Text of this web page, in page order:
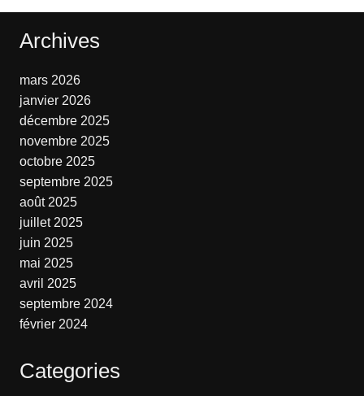
Archives
mars 2026
janvier 2026
décembre 2025
novembre 2025
octobre 2025
septembre 2025
août 2025
juillet 2025
juin 2025
mai 2025
avril 2025
septembre 2024
février 2024
Categories